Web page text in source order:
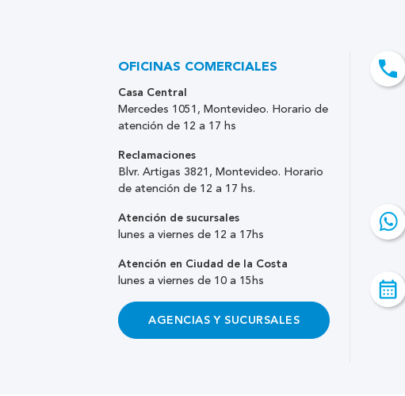
OFICINAS COMERCIALES
Casa Central
Mercedes 1051, Montevideo. Horario de
atención de 12 a 17 hs
Reclamaciones
Blvr. Artigas 3821, Montevideo. Horario
de atención de 12 a 17 hs.
Atención de sucursales
lunes a viernes de 12 a 17hs
Atención en Ciudad de la Costa
lunes a viernes de 10 a 15hs
AGENCIAS Y SUCURSALES